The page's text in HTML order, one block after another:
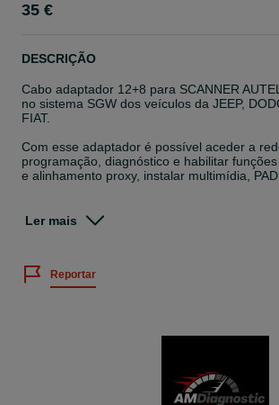
35 €
DESCRIÇÃO
Cabo adaptador 12+8 para SCANNER
no sistema SGW dos veículos da JEEP,
FIAT.
Com esse adaptador é possível aceder a
programação, diagnóstico e habilitar
e alinhamento proxy, instalar multimídia,
Gateway Module) que limita o uso dos
O QUE ESSE BYPASS PERMITE:
Fazer testes ativos nos atuadores etc.
Codificar e realizar adaptações [com
Ler mais
Reportar